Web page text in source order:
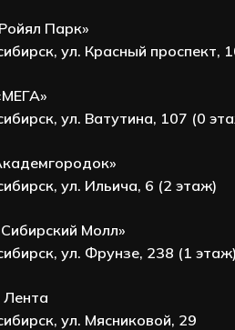
Парк»
ул. Красный проспект,
ул. Ватутина, 107 (0
ул. Ильича, 6 (2 этаж)
Молл»
ул. Фрунзе, 238 (1 этаж)
Лента
ул. Мясниковой, 29